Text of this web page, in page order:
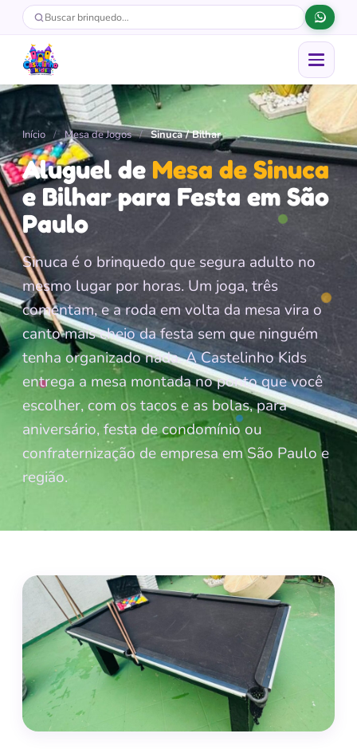
Buscar brinquedo
Buscar
Abrir
Início / Mesa de Jogos / Sinuca / Bilhar
Aluguel de Mesa de Sinuca
e Bilhar para Festa em São
Paulo
Sinuca é o brinquedo que segura adulto no
mesmo lugar por horas. Um joga, três
comentam, e a roda em volta da mesa vira o
canto mais cheio da festa sem que ninguém
tenha organizado nada. A Castelinho Kids
entrega a mesa montada no ponto que você
escolher, com os tacos e as bolas, para
aniversário, festa de condomínio ou
confraternização de empresa em São Paulo e
região.